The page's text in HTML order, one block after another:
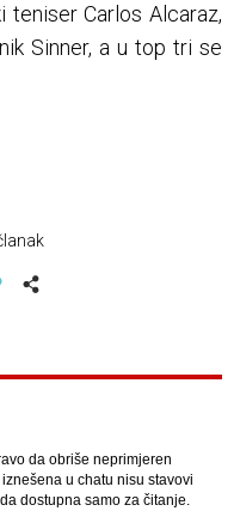
teniser Carlos Alcaraz,
Sinner, a u top tri se
da obriše neprimjeren
u chatu nisu stavovi
dostupna samo za čitanje.